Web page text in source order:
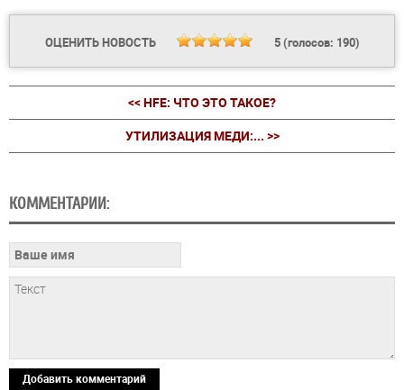
ОЦЕНИТЬ НОВОСТЬ 5(голосов: 190)
<< HFE: ЧТО ЭТО ТАКОЕ?
УТИЛИЗАЦИЯ МЕДИ:... >>
КОММЕНТАРИИ:
Добавить комментарий